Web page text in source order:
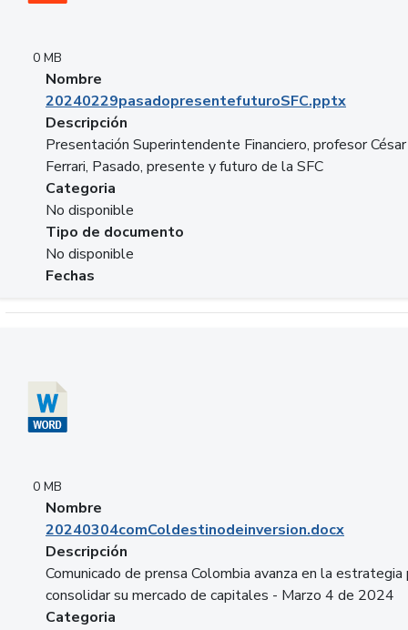
0 MB
Nombre
20240229pasadopresentefuturoSFC.pptx
Descripción
Presentación Superintendente Financiero, profesor César
Ferrari, Pasado, presente y futuro de la SFC
Categoria
No disponible
Tipo de documento
No disponible
Fechas
0 MB
Nombre
20240304comColdestinodeinversion.docx
Descripción
Comunicado de prensa Colombia avanza en la estrategia
consolidar su mercado de capitales - Marzo 4 de 2024
Categoria